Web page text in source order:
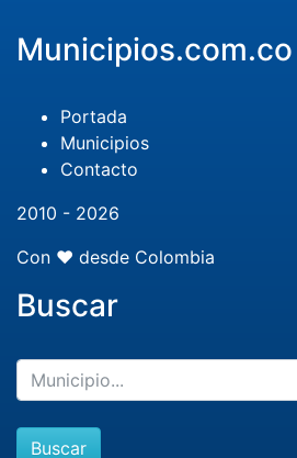
Municipios.com.co
Portada
Municipios
Contacto
2010 - 2026
Con ❤️ desde Colombia
Buscar
Buscar